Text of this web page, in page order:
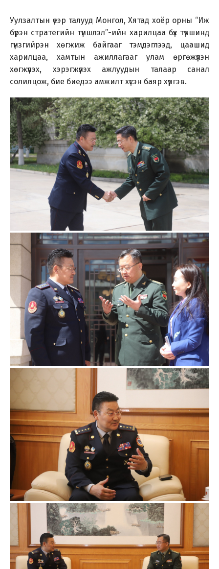
Уулзалтын үеэр талууд Монгол, Хятад хоёр орны “Иж
бүрэн стратегийн түншлэл”-ийн харилцаа бүх түвшинд
гүнзгийрэн хөгжиж байгааг тэмдэглээд, цаашид
харилцаа, хамтын ажиллагааг улам өргөжүүлэн
хөгжүүлэх, хэрэгжүүлэх ажлуудын талаар санал
солилцож, бие биедээ амжилт хүсэн баяр хүргэв.